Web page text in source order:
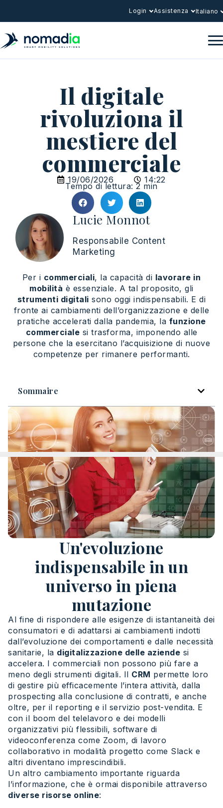
Login Assistenza Italiano
Il digitale
rivoluziona il
mestiere del
commerciale
19/06/2026 14:22
Tempo di lettura: 2 min
Lucie Monnot
Responsabile Content
Marketing
Per i commerciali, la capacità di lavorare in
mobilità è essenziale. A tal proposito, gli
strumenti digitali sono oggi indispensabili. E di
fronte ai cambiamenti dell’organizzazione e delle
pratiche accelerati dalla pandemia, la funzione
commerciale si trasforma, imponendo alle
persone che la esercitano l’acquisizione di nuove
competenze per rimanere performanti.
Sommaire
Un'evoluzione
indispensabile in un
universo in piena
mutazione
Al fine di rispondere alle esigenze di istantaneità dei
consumatori e di adattarsi ai cambiamenti indotti
dall’evoluzione dei comportamenti e dalle necessità
sanitarie, la digitalizzazione delle aziende si
accelera. I commerciali non possono più fare a
meno degli strumenti digitali. Il CRM permette loro
di gestire più efficacemente l’intera attività, dalla
prospecting alla conclusione di contratti, e anche
oltre, per il reporting e il servizio post-vendita. E
con il boom del telelavoro e dei modelli
organizzativi più flessibili, software di
videoconferenza come Zoom, di lavoro
collaborativo in modalità progetto come Slack e
altri diventano imprescindibili.
Un altro cambiamento importante riguarda
l’informazione, che è ormai disponibile attraverso
diverse risorse online: